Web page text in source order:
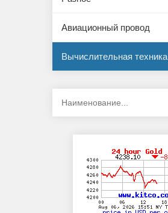
Авиационный провод
Вычислительная техника